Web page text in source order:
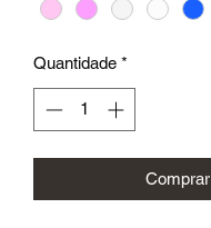
Quantidade *
Comprar